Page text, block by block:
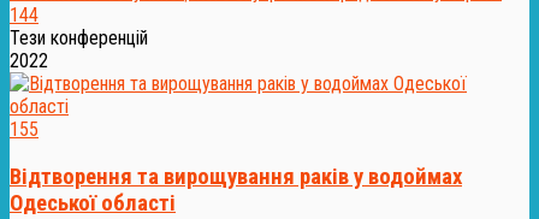
144
Тези конференцій
2022
155
Відтворення та вирощування раків у водоймах
Одеської області